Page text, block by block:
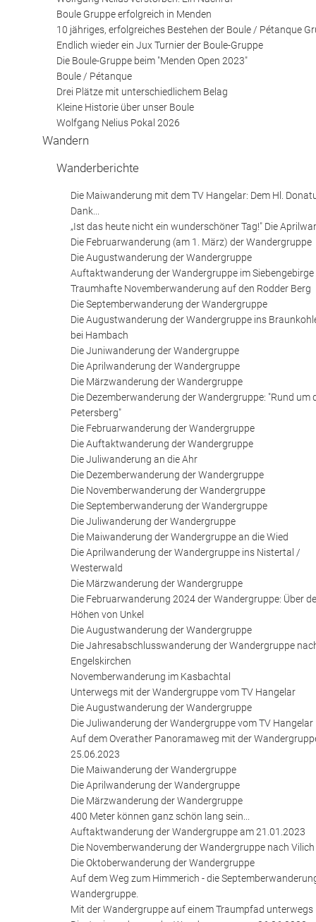
Boule Gruppe erfolgreich in Menden
10 jähriges, erfolgreiches Bestehen der Boule / Pétanque
Endlich wieder ein Jux Turnier der Boule-Gruppe
Die Boule-Gruppe beim "Menden Open 2023"
Boule / Pétanque
Drei Plätze mit unterschiedlichem Belag
Kleine Historie über unser Boule
Wolfgang Nelius Pokal 2026
Wandern
Wanderberichte
Die Maiwanderung mit dem TV Hangelar: Dem Hl.
Dank...
„Ist das heute nicht ein wunderschöner Tag!" Die
Die Februarwanderung (am 1. März) der Wandergruppe
Die Augustwanderung der Wandergruppe
Auftaktwanderung der Wandergruppe im Siebengebirge
Traumhafte Novemberwanderung auf den Rodder Berg
Die Septemberwanderung der Wandergruppe
Die Augustwanderung der Wandergruppe ins
bei Hambach
Die Juniwanderung der Wandergruppe
Die Aprilwanderung der Wandergruppe
Die Märzwanderung der Wandergruppe
Die Dezemberwanderung der Wandergruppe: "Rund um
Petersberg"
Die Februarwanderung der Wandergruppe
Die Auftaktwanderung der Wandergruppe
Die Juliwanderung an die Ahr
Die Dezemberwanderung der Wandergruppe
Die Novemberwanderung der Wandergruppe
Die Septemberwanderung der Wandergruppe
Die Juliwanderung der Wandergruppe
Die Maiwanderung der Wandergruppe an die Wied
Die Aprilwanderung der Wandergruppe ins Nistertal /
Westerwald
Die Märzwanderung der Wandergruppe
Die Februarwanderung 2024 der Wandergruppe: Über
Höhen von Unkel
Die Augustwanderung der Wandergruppe
Die Jahresabschlusswanderung der Wandergruppe
Engelskirchen
Novemberwanderung im Kasbachtal
Unterwegs mit der Wandergruppe vom TV Hangelar
Die Augustwanderung der Wandergruppe
Die Juliwanderung der Wandergruppe vom TV Hangelar
Auf dem Overather Panoramaweg mit der
25.06.2023
Die Maiwanderung der Wandergruppe
Die Aprilwanderung der Wandergruppe
Die Märzwanderung der Wandergruppe
400 Meter können ganz schön lang sein...
Auftaktwanderung der Wandergruppe am 21.01.2023
Die Novemberwanderung der Wandergruppe nach Vilich
Die Oktoberwanderung der Wandergruppe
Auf dem Weg zum Himmerich - die
Wandergruppe.
Mit der Wandergruppe auf einem Traumpfad unterwegs